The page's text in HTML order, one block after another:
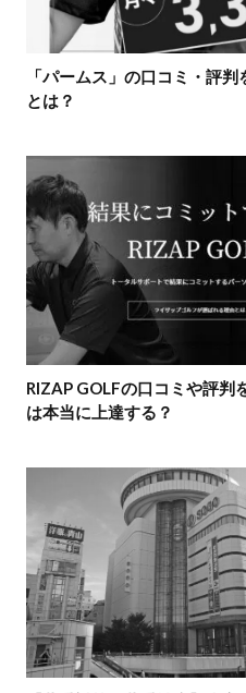
「パームス」の口コミ・評
とは？
RIZAP GOLFの口コミや評判
は本当に上達する？